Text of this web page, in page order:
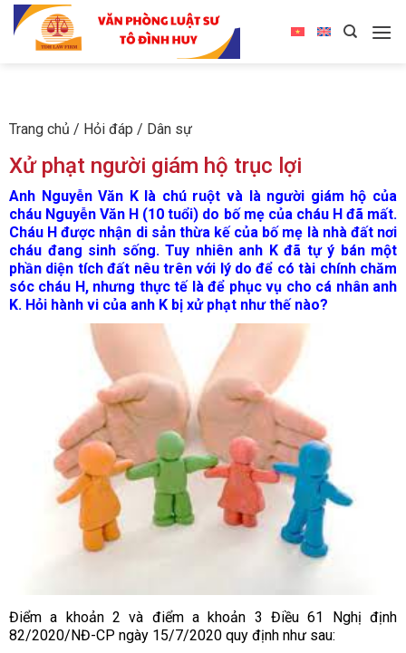
Trang chủ / Hỏi đáp / Dân sự
Xử phạt người giám hộ trục lợi
Anh Nguyễn Văn K là chú ruột và là người giám hộ của
cháu Nguyễn Văn H (10 tuổi) do bố mẹ của cháu H đã mất.
Cháu H được nhận di sản thừa kế của bố mẹ là nhà đất nơi
cháu đang sinh sống. Tuy nhiên anh K đã tự ý bán một
phần diện tích đất nêu trên với lý do để có tài chính chăm
sóc cháu H, nhưng thực tế là để phục vụ cho cá nhân anh
K. Hỏi hành vi của anh K bị xử phạt như thế nào?
Điểm a khoản 2 và điểm a khoản 3 Điều 61 Nghị định
82/2020/NĐ-CP ngày 15/7/2020 quy định như sau: